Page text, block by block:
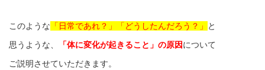
このような 「日常であれ？」「どうしたんだろう？」
と
思うような、
「体に変化が起きること」の原因について
ご説明させていただきます。